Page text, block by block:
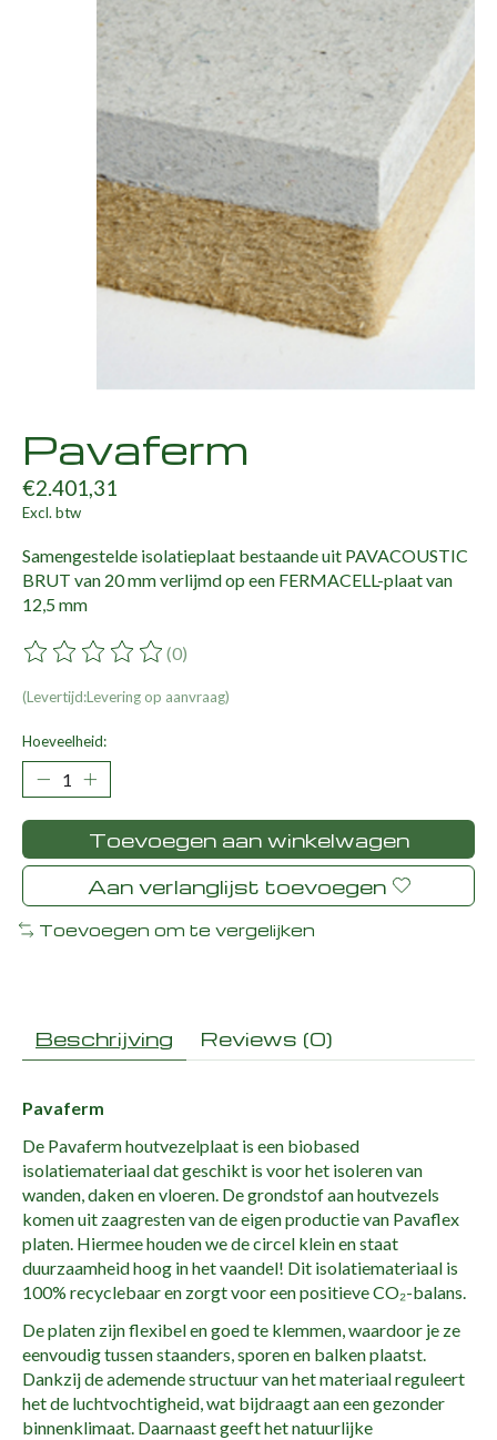
Pavaferm
€2.401,31
Excl. btw
Samengestelde isolatieplaat bestaande uit PAVACOUSTIC
BRUT van 20 mm verlijmd op een FERMACELL-plaat van
12,5 mm
De beoordeling van dit product is
(0)
(Levertijd:Levering op aanvraag)
Hoeveelheid:
Toevoegen aan winkelwagen
Aan verlanglijst toevoegen
Toevoegen om te vergelijken
Beschrijving Reviews (0)
Pavaferm
De Pavaferm houtvezelplaat is een biobased
isolatiemateriaal dat geschikt is voor het isoleren van
wanden, daken en vloeren. De grondstof aan houtvezels
komen uit zaagresten van de eigen productie van Pavaflex
platen. Hiermee houden we de circel klein en staat
duurzaamheid hoog in het vaandel! Dit isolatiemateriaal is
100% recyclebaar en zorgt voor een positieve CO₂-balans.
De platen zijn flexibel en goed te klemmen, waardoor je ze
eenvoudig tussen staanders, sporen en balken plaatst.
Dankzij de ademende structuur van het materiaal reguleert
het de luchtvochtigheid, wat bijdraagt aan een gezonder
binnenklimaat. Daarnaast geeft het natuurlijke